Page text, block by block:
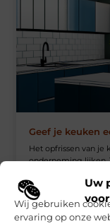
Uw
Wij gebruiken
ervaring op onze
Geef je keuken
Het opfrissen van je
onderneming lijken.
Lees verder »